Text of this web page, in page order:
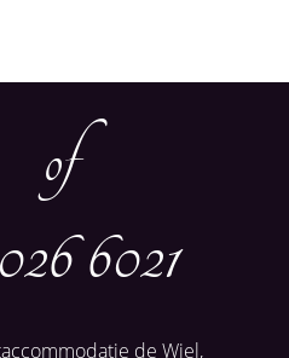
of
6021
de Wiel,